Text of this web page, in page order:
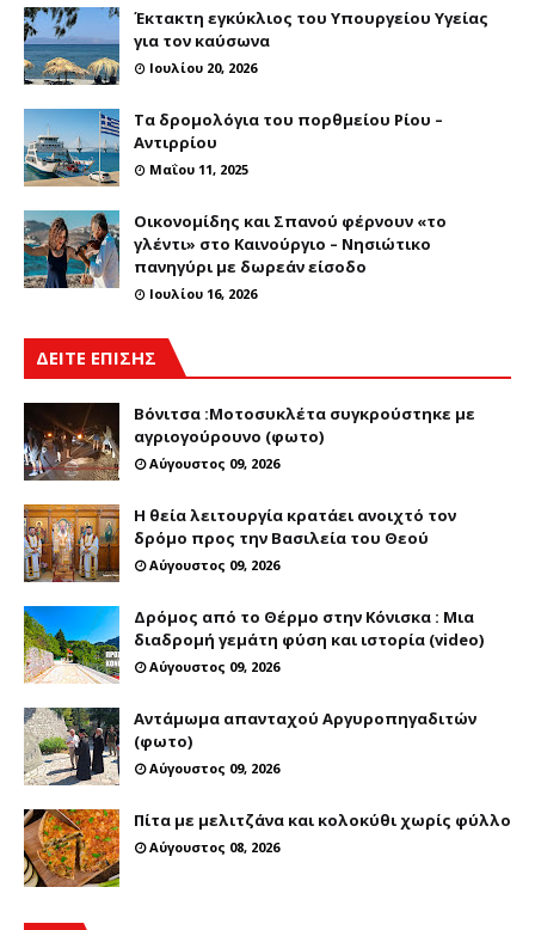
Έκτακτη εγκύκλιος του Υπουργείου Υγείας
για τον καύσωνα
Ιουλίου 20, 2026
Τα δρομολόγια του πορθμείου Ρίου –
Αντιρρίου
Μαΐου 11, 2025
Οικονομίδης και Σπανού φέρνουν «το
γλέντι» στο Καινούργιο – Νησιώτικο
πανηγύρι με δωρεάν είσοδο
Ιουλίου 16, 2026
ΔΕΙΤΕ ΕΠΙΣΗΣ
Βόνιτσα :Μοτοσυκλέτα συγκρούστηκε με
αγριογούρουνο (φωτο)
Αύγουστος 09, 2026
Η θεία λειτουργία κρατάει ανοιχτό τον
δρόμο προς την Βασιλεία του Θεού
Αύγουστος 09, 2026
Δρόμος από το Θέρμο στην Κόνισκα : Μια
διαδρομή γεμάτη φύση και ιστορία (video)
Αύγουστος 09, 2026
Αντάμωμα απανταχού Αργυροπηγαδιτών
(φωτο)
Αύγουστος 09, 2026
Πίτα με μελιτζάνα και κολοκύθι χωρίς φύλλο
Αύγουστος 08, 2026